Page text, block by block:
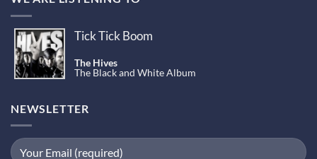
Tick Tick Boom
The Hives
The Black and White Album
NEWSLETTER